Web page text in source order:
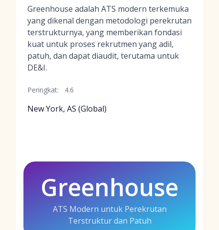
Greenhouse adalah ATS modern terkemuka
yang dikenal dengan metodologi perekrutan
terstrukturnya, yang memberikan fondasi
kuat untuk proses rekrutmen yang adil,
patuh, dan dapat diaudit, terutama untuk
DE&I.
Peringkat: 4.6
New York, AS (Global)
Greenhouse
ATS Modern untuk Perekrutan
Terstruktur dan Patuh